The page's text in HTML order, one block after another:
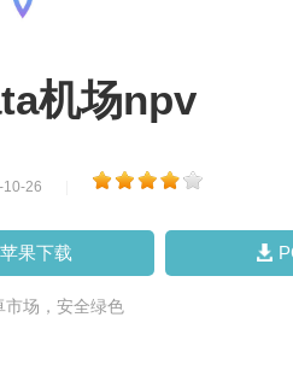
机场npv
10-26
苹果下载
市场，安全绿色